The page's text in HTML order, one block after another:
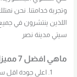
وتجربة خدامتنا. نحن
اللذين ينتشرون في جميع
سيتي مدينة نصر
ماهي افضل 7 مميزات في لتركيب الرخام جاردينيا سيتي
اعلي جودة اقل